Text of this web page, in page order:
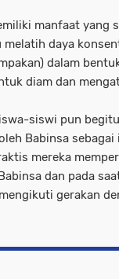
manfaat yang
daya
dalam
diam dan
siswi pun
Babinsa
mereka
dan pada
gerakan